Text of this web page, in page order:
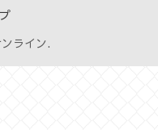
ライン.